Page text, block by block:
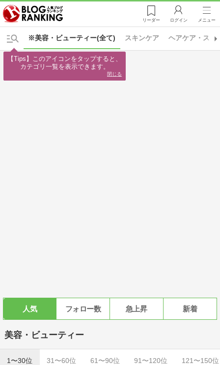
リーダー ログイン メニュー
※美容・ビューティー(全て) スキンケア ヘアケア・スタ
人気 フォロー数 急上昇 新着
美容・ビューティー
1〜30位 31〜60位 61〜90位 91〜120位 121〜150位
【Tips】このアイコンをタップすると、
カテゴリ一覧を表示できます。
閉じる